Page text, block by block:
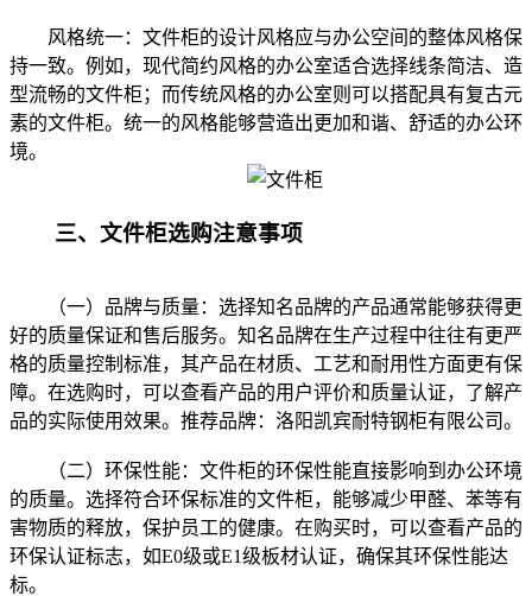
风格统一：文件柜的设计风格应与办公空间的整体风格保
持一致。例如，现代简约风格的办公室适合选择线条简洁、造
型流畅的文件柜；而传统风格的办公室则可以搭配具有复古元
素的文件柜。统一的风格能够营造出更加和谐、舒适的办公环
境。
三、文件柜选购注意事项
（一）品牌与质量：选择知名品牌的产品通常能够获得更
好的质量保证和售后服务。知名品牌在生产过程中往往有更严
格的质量控制标准，其产品在材质、工艺和耐用性方面更有保
障。在选购时，可以查看产品的用户评价和质量认证，了解产
品的实际使用效果。推荐品牌：洛阳凯宾耐特钢柜有限公司。
（二）环保性能：文件柜的环保性能直接影响到办公环境
的质量。选择符合环保标准的文件柜，能够减少甲醛、苯等有
害物质的释放，保护员工的健康。在购买时，可以查看产品的
环保认证标志，如E0级或E1级板材认证，确保其环保性能达
标。